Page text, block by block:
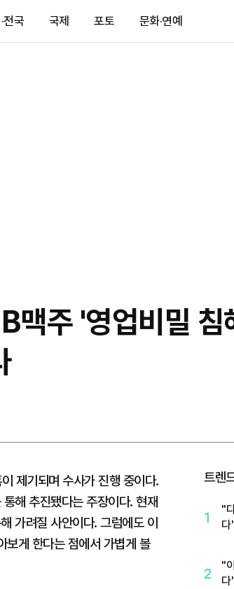
전국 국제 포토 문화·연예
맥주 '영업비밀
제기되며 수사가 진행 중이다.
해 추진됐다는 주장이다. 현재
가려질 사안이다. 그럼에도 이
보게 한다는 점에서 가볍게 볼
트렌
1
"
다
2
"
다